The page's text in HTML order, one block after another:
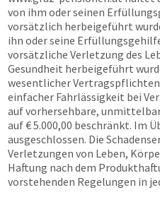
von ihm oder seinen
vorsätzlich herbeigeführt
ihn oder seine
vorsätzliche Verletzung des
Gesundheit herbeigeführt
wesentlicher
einfacher Fahrlässigkeit bei
auf vorhersehbare,
auf € 5.000,00 beschränkt. Im
ausgeschlossen. Die
Verletzungen von Leben,
Haftung nach dem
vorstehenden Regelungen in